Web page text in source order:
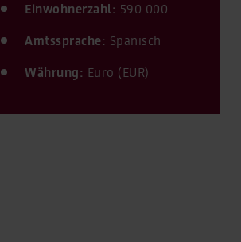
Einwohnerzahl: 590.000
Amtssprache: Spanisch
Währung: Euro (EUR)